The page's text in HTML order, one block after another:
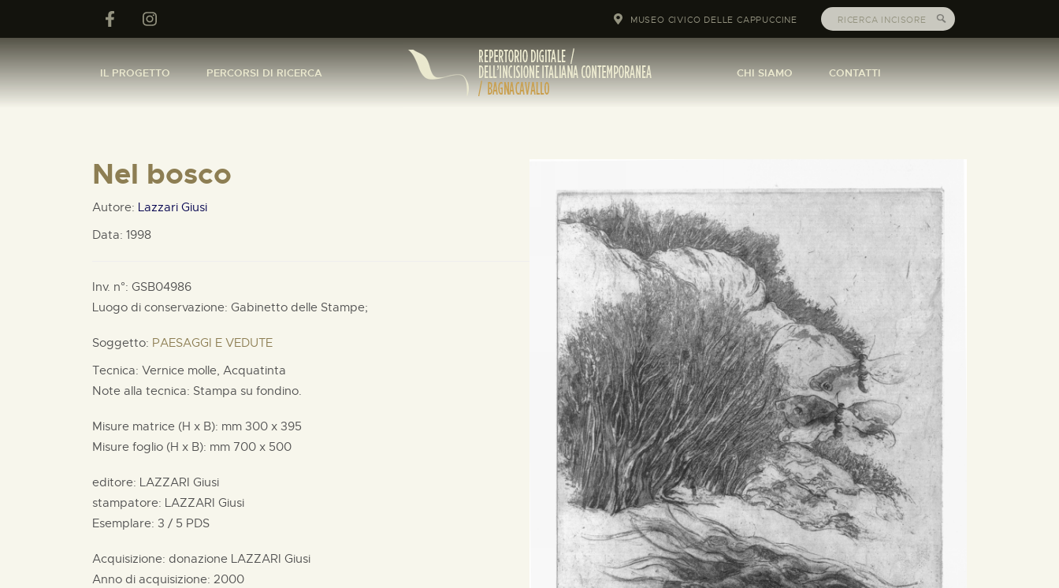
MUSEO CIVICO DELLE CAPPUCCINE
IL PROGETTO PERCORSI DI RICERCA CHI SIAMO CONTATTI
Nel bosco
Autore: Lazzari Giusi
Data: 1998
Inv. n°: GSB04986
Luogo di conservazione: Gabinetto delle Stampe;
Soggetto: PAESAGGI E VEDUTE
Tecnica: Vernice molle, Acquatinta
Note alla tecnica: Stampa su fondino.
Misure matrice (H x B): mm 300 x 395
Misure foglio (H x B): mm 700 x 500
editore: LAZZARI Giusi
stampatore: LAZZARI Giusi
Esemplare: 3 / 5 PDS
Acquisizione: donazione LAZZARI Giusi
Anno di acquisizione: 2000